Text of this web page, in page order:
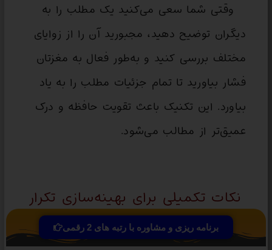
وقتی شما سعی می‌کنید یک مطلب را به
دیگران توضیح دهید، مجبورید آن را از زوایای
مختلف بررسی کنید و به‌طور فعال به مغزتان
فشار بیاورید تا تمام جزئیات مطلب را به یاد
بیاورد. این تکنیک باعث تقویت حافظه و درک
عمیق‌تر از مطالب می‌شود.
نکات تکمیلی برای بهینه‌سازی تکرار
و مرور فعال:
برنامه ریزی و مشاوره با رتبه های 2 رقمی